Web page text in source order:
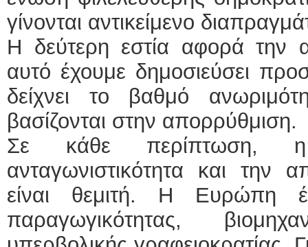
γίνονται αντικείμενο
Η δεύτερη εστία αφορά την
αυτό έχουμε δημοσιεύσει
δείχνει το βαθμό
βασίζονται στην απορρύθμιση.
Σε κάθε περίπτωση,
ανταγωνιστικότητα και την
είναι θεμιτή. Η Ευρώπη
παραγωγικότητας,